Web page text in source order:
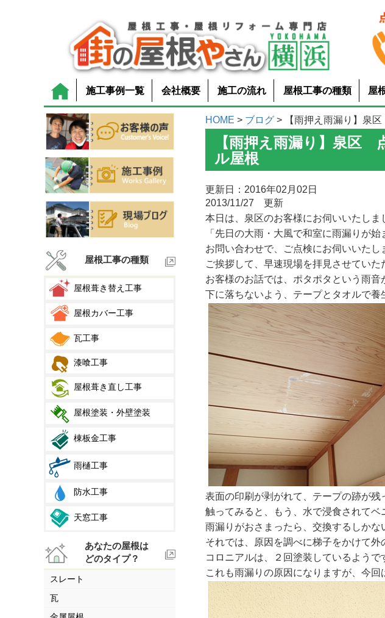
施工事例一覧 会社概要 施工の流れ 屋根工事の種類 屋
屋根工事の種類
屋根葺き替え工事
屋根カバー工事
瓦工事
漆喰工事
屋根葺き直し工事
屋根塗装・外壁塗装
棟板金工事
雨樋工事
防水工事
天窓工事
あなたの屋根は
どのタイプ？
スレート
瓦
HOME > ブログ > 【雨押え雨漏り】泉
【雨押え雨漏り】泉
ル屋根
更新日：2016年02月02日
2013/11/27 更新
本日は、泉区のお客様にお伺いいたしま
「先日の大雨・大風で和室に雨漏りが
お問い合わせで、ご点検にお伺いいたし
ご挨拶して、早速現場を拝見させていた
お客様のお話では、ポタポタという雨
下に落ちないよう、テープとタオルで養
表面の印刷が剥がれて、テープの跡が残
触ってみると、もう、水で浸食されてベ
雨漏りがおさまったら、交換するしかな
それでは、原因を調べに梯子をかけて外
コロニアルは、２回塗装しているようで
これも雨漏りの原因になりますが、今回